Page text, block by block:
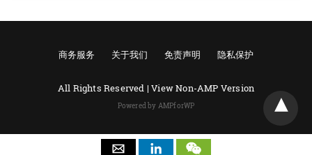
商务服务 关于我们 免责声明 隐私保护
All Rights Reserved |View Non-AMP Version
Powered by AMPforWP